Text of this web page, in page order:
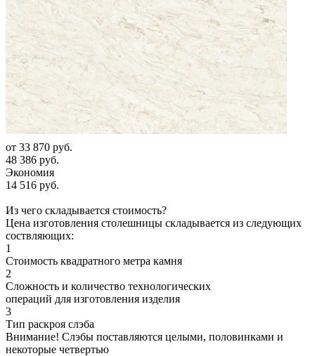
от 33 870 руб.
48 386 руб.
Экономия
14 516 руб.
Из чего складывается стоимость?
Цена изготовления столешницы складывается из следующих
соствляющих:
1
Стоимость квадратного метра камня
2
Сложность и количество технологических
операций для изготовления изделия
3
Тип раскроя слэба
Внимание! Слэбы поставляются целыми, половинками и
некоторые четвертью